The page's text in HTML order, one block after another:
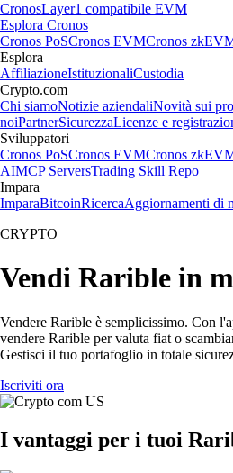
CronosLayer1 compatibile EVM
Esplora Cronos
Cronos PoSCronos EVMCronos
Esplora
AffiliazioneIstituzionaliCustodia
Crypto.com
Chi siamoNotizie aziendaliNovità sui
noiPartnerSicurezzaLicenze e
Sviluppatori
Cronos PoSCronos EVMCronos
AIMCP ServersTrading Skill Repo
Impara
ImparaBitcoinRicercaAggiornamenti di
CRYPTO
Vendi Rarible in
Vendere Rarible è semplicissimo. Con
vendere Rarible per valuta fiat o
Gestisci il tuo portafoglio in totale
Iscriviti ora
I vantaggi per i tuoi